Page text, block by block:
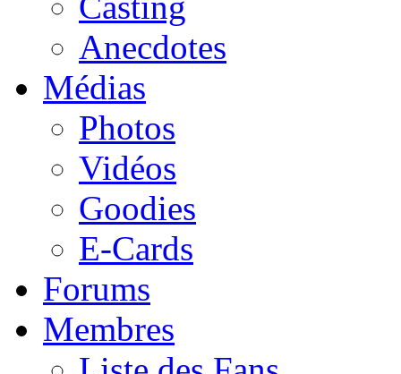
Anecdotes
Médias
Photos
Vidéos
Goodies
E-Cards
Forums
Membres